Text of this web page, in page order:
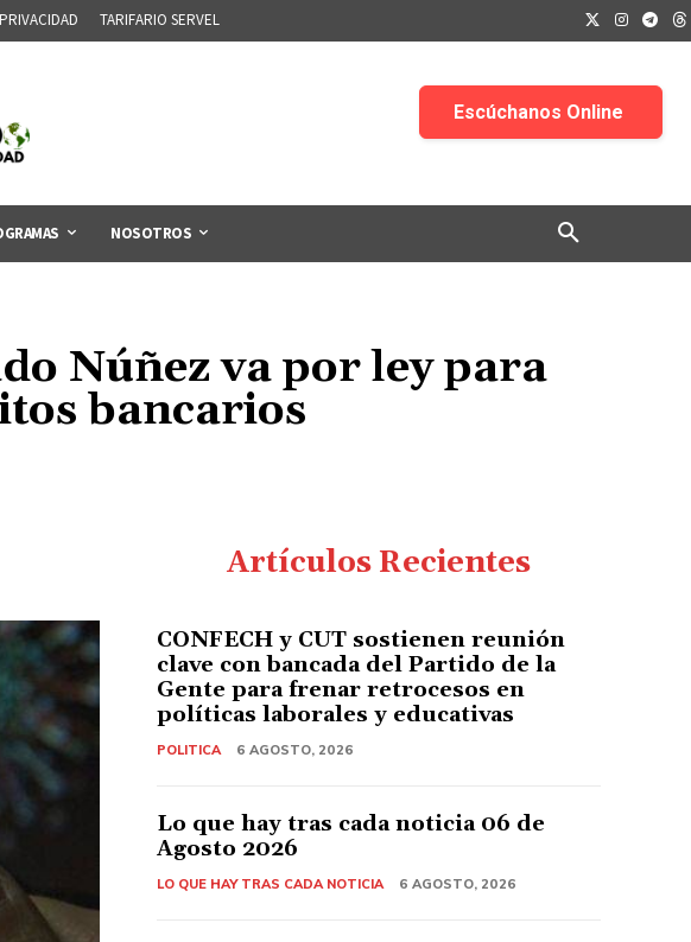
TARIFARIO SERVEL
NOSOTROS
Núñez va por ley para
bancarios
Artículos Recientes
CONFECH y CUT sostienen reunión
clave con bancada del Partido de la
Gente para frenar retrocesos en
políticas laborales y educativas
POLITICA 6 AGOSTO, 2026
Lo que hay tras cada noticia 06 de
Agosto 2026
LO QUE HAY TRAS CADA NOTICIA 6 AGOSTO, 2026